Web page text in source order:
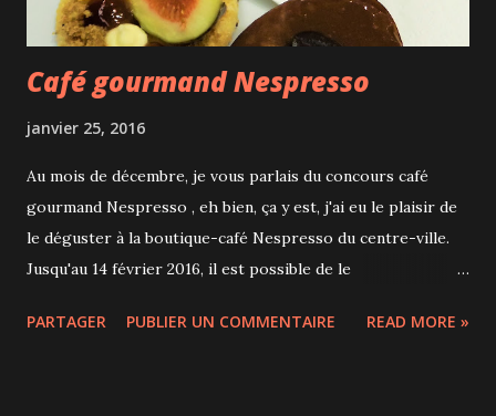
Café gourmand Nespresso
janvier 25, 2016
Au mois de décembre, je vous parlais du concours café
gourmand Nespresso , eh bien, ça y est, j'ai eu le plaisir de
le déguster à la boutique-café Nespresso du centre-ville.
Jusqu'au 14 février 2016, il est possible de le
par Nespresso à Montréal et Québec : Auberge St-Antoine,
PARTAGER PUBLIER UN COMMENTAIRE READ MORE »